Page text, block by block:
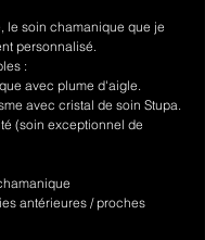
le soin chamanique que je
personnalisé.
:
avec plume d'aigle.
avec cristal de soin Stupa.
(soin exceptionnel de
antérieures / proches